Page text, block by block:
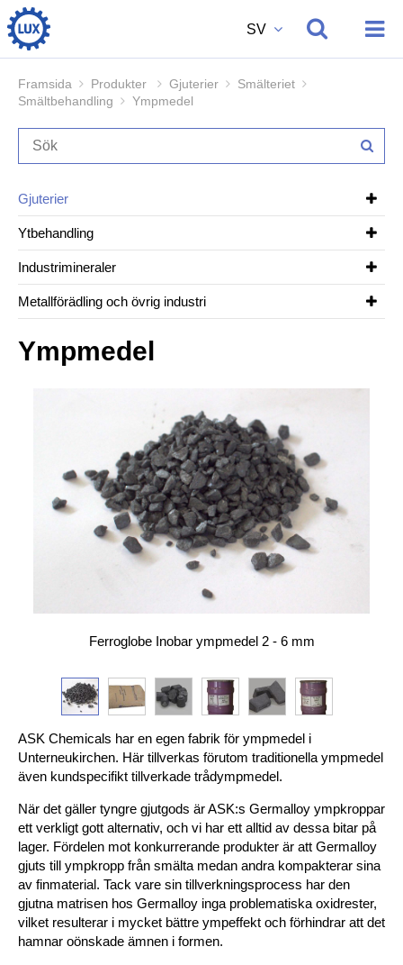
SV
Produkter
Om oss
Vi rekryterar
Kontakt
Framsida Produkter Gjuterier
Smälteriet
Smältbehandling
Ympmedel
Gjuterier
Ytbehandling
Industrimineraler
Metallförädling och övrig industri
Ympmedel
Ferroglobe Inobar ympmedel 2 - 6 mm
ASK Chemicals har en egen fabrik för ympmedel i
Unterneukirchen. Här tillverkas förutom traditionella ympmedel
även kundspecifikt tillverkade trådympmedel.
När det gäller tyngre gjutgods är ASK:s Germalloy ympkroppar
ett verkligt gott alternativ, och vi har ett alltid av dessa bitar på
lager. Fördelen mot konkurrerande produkter är att Germalloy
gjuts till ympkropp från smälta medan andra kompakterar sina
av finmaterial. Tack vare sin tillverkningsprocess har den
gjutna matrisen hos Germalloy inga problematiska oxidrester,
vilket resulterar i mycket bättre ympeffekt och förhindrar att det
hamnar oönskade ämnen i formen.